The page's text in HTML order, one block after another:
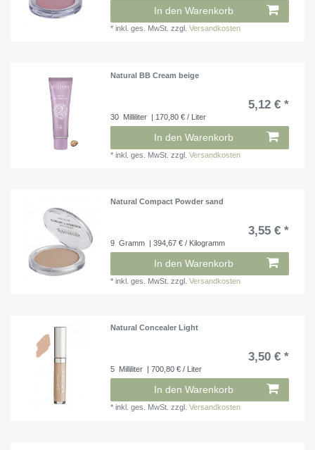
In den Warenkorb
*inkl. ges. MwSt. zzgl.Versandkosten
Natural BB Cream beige
5,12 € *
30 Milliliter | 170,80 € / Liter
In den Warenkorb
*inkl. ges. MwSt. zzgl.Versandkosten
Natural Compact Powder sand
3,55 € *
9 Gramm | 394,67 € / Kilogramm
In den Warenkorb
*inkl. ges. MwSt. zzgl.Versandkosten
Natural Concealer Light
3,50 € *
5 Milliliter | 700,80 € / Liter
In den Warenkorb
*inkl. ges. MwSt. zzgl.Versandkosten